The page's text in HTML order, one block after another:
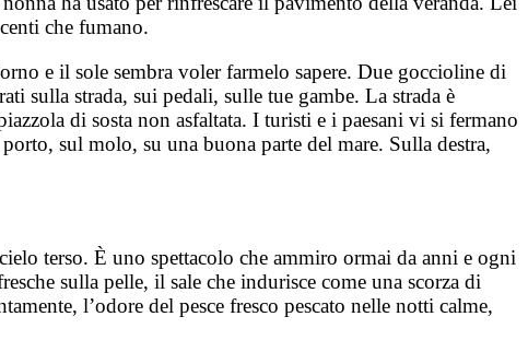
che fumano.
e il sole sembra voler farmelo sapere. Due goccioline di
sulla strada, sui pedali, sulle tue gambe. La strada è
di sosta non asfaltata. I turisti e i paesani vi si fermano
sul molo, su una buona parte del mare. Sulla destra,
terso. È uno spettacolo che ammiro ormai da anni e ogni
sulla pelle, il sale che indurisce come una scorza di
l’odore del pesce fresco pescato nelle notti calme,